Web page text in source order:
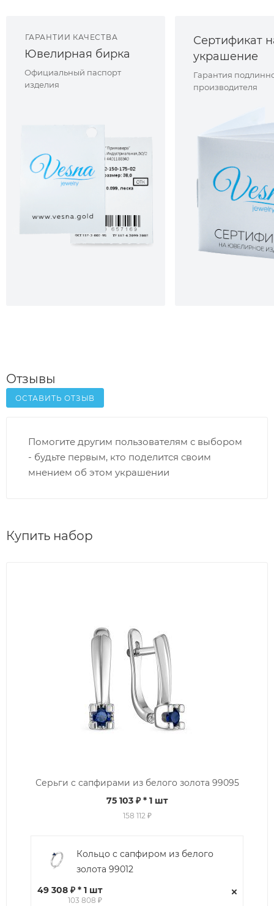
ГАРАНТИИ КАЧЕСТВА
Ювелирная бирка
Официальный паспорт
изделия
Сертификат
украшение
Гарантия
производителя
Отзывы
ОСТАВИТЬ ОТЗЫВ
Помогите другим пользователям с выбором
- будьте первым, кто поделится своим
мнением об этом украшении
Купить набор
Серьги с сапфирами из белого золота 99095
75 103 ₽ * 1 шт
158 112 ₽
Кольцо с сапфиром из белого
золота 99012
49 308 ₽ * 1 шт
103 808 ₽